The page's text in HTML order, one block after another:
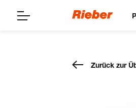
Zurück zur